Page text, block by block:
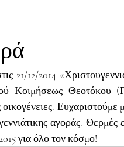
21/12/2014
Κοιμήσεως Θεοτόκου
Ευχαριστούμε
αγοράς. Θερμές
για όλο τον κόσμο!